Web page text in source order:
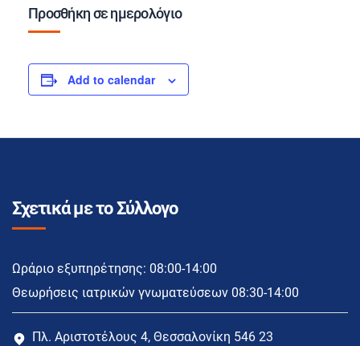
Προσθήκη σε ημερολόγιο
Add to calendar
Σχετικά με το Σύλλογο
Ωράριο εξυπηρέτησης: 08:00-14:00
Θεωρήσεις ιατρικών γνωματεύσεων 08:30-14:00
Πλ. Αριστοτέλους 4, Θεσσαλονίκη 546 23